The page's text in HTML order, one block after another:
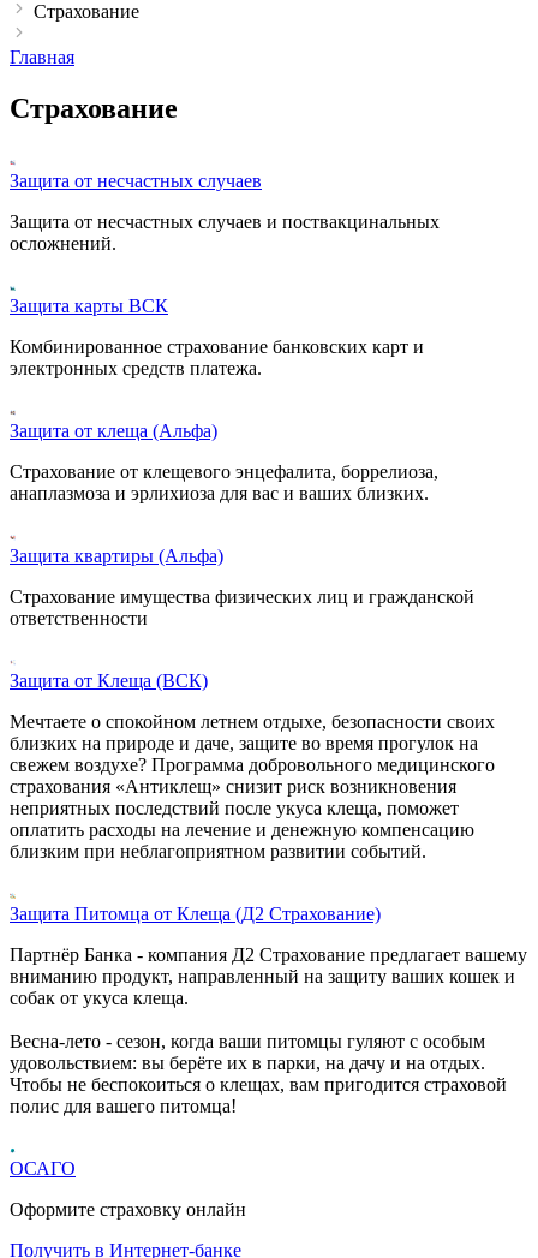
Страхование
Главная
Страхование
Защита от несчастных случаев
Защита от несчастных случаев и поствакцинальных
осложнений.
Защита карты ВСК
Комбинированное страхование банковских карт и
электронных средств платежа.
Защита от клеща (Альфа)
Страхование от клещевого энцефалита, боррелиоза,
анаплазмоза и эрлихиоза для вас и ваших близких.
Защита квартиры (Альфа)
Страхование имущества физических лиц и гражданской
ответственности
Защита от Клеща (ВСК)
Мечтаете о спокойном летнем отдыхе, безопасности своих
близких на природе и даче, защите во время прогулок на
свежем воздухе? Программа добровольного медицинского
страхования «Антиклещ» снизит риск возникновения
неприятных последствий после укуса клеща, поможет
оплатить расходы на лечение и денежную компенсацию
близким при неблагоприятном развитии событий.
Защита Питомца от Клеща (Д2 Страхование)
Партнёр Банка - компания Д2 Страхование предлагает вашему
вниманию продукт, направленный на защиту ваших кошек и
собак от укуса клеща.
Весна-лето - сезон, когда ваши питомцы гуляют с особым
удовольствием: вы берёте их в парки, на дачу и на отдых.
Чтобы не беспокоиться о клещах, вам пригодится страховой
полис для вашего питомца!
ОСАГО
Оформите страховку онлайн
Получить в Интернет-банке